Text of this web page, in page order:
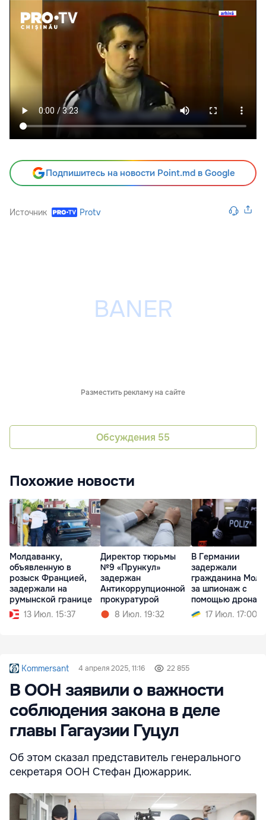
Подпишитесь на новости Point.md в Google
Источник Protv
Разместить рекламу на сайте
Обсуждения 55
Похожие новости
Молдаванку,
объявленную в
розыск Францией,
задержали на
румынской границе
13 Июл. 15:37
Директор тюрьмы
№9 «Прункул»
задержан
Антикоррупционной
прокуратурой
8 Июл. 19:32
В Германии
задержали
гражданина
за шпионаж с
помощью дрона
17 Июл. 17:00
Kommersant 4 апреля 2025, 11:16 22 855
В ООН заявили о важности
соблюдения закона в деле
главы Гагаузии Гуцул
Об этом сказал представитель генерального
секретаря ООН Стефан Дюжаррик.